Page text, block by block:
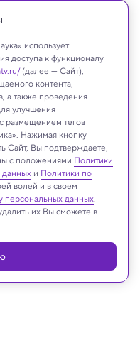
использует
доступа к функционалу
(далее — Сайт),
контента,
а также проведения
улучшения
размещением тегов
Нажимая кнопку
Сайт, Вы подтверждаете,
с положениями Политики
данных и Политики по
волей и в своем
персональных данных.
их Вы сможете в